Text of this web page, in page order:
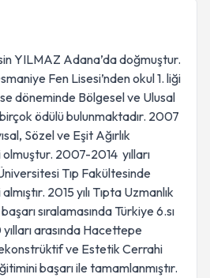
YILMAZ Adana’da doğmuştur.
Fen Lisesi’nden okul 1. liği
döneminde Bölgesel ve Ulusal
ödülü bulunmaktadır. 2007
Sözel ve Eşit Ağırlık
olmuştur. 2007-2014 yılları
Tıp Fakültesinde
2015 yılı Tıpta Uzmanlık
sıralamasında Türkiye 6.sı
arasında Hacettepe
ve Estetik Cerrahi
başarı ile tamamlanmıştır.